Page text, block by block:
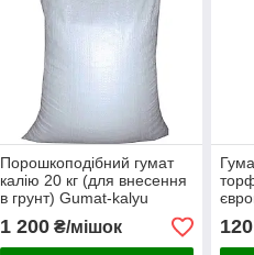
Порошкоподібний гумат
калію 20 кг (для внесення
в грунт) Gumat-kalyu
1 200₴/мішок